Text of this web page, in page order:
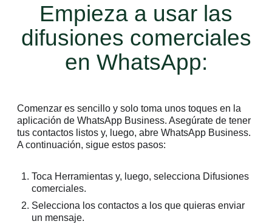
Empieza a usar las
difusiones comerciales
en WhatsApp:
Comenzar es sencillo y solo toma unos toques en la
aplicación de WhatsApp Business. Asegúrate de tener
tus contactos listos y, luego, abre WhatsApp Business.
A continuación, sigue estos pasos:
Toca Herramientas y, luego, selecciona Difusiones
comerciales.
Selecciona los contactos a los que quieras enviar
un mensaje.